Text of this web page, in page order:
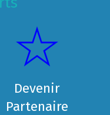
Devenir
Partenaire